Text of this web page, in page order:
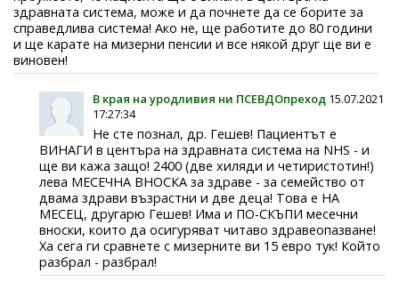
здравната система, може и да почнете да се борите за
справедлива система! Ако не, ще работите до 80 години
и ще карате на мизерни пенсии и все някой друг ще ви е
виновен!
В края на уродливия ни ПСЕВДОпреход 15.07.2021
17:27:34
Не сте познал, др. Гешев! Пациентът е
ВИНАГИ в центъра на здравната система на NHS - и
ще ви кажа защо! 2400 (две хиляди и четиристотин!)
лева МЕСЕЧНА ВНОСКА за здраве - за семейство от
двама здрави възрастни и две деца! Това е НА
МЕСЕЦ, другарю Гешев! Има и ПО-СКЪПИ месечни
вноски, които да осигуряват читаво здравеопазване!
Ха сега ги сравнете с мизерните ви 15 евро тук! Който
разбрал - разбрал!